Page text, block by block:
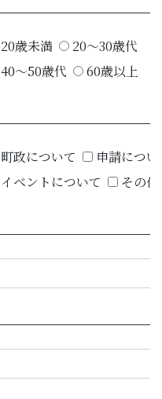
20歳未満
20～30歳代
40～50歳代
60歳以上
町政について
申請につ
イベントについて
その他